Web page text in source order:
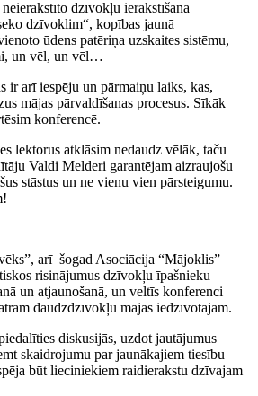
dzīvokļu ierakstīšana
dzīvoklim“, kopības jaunā
ūdens patēriņa uzskaites sistēmu,
un vēl, un vēl…
ir arī iespēju un pārmaiņu laiks, kas,
mājas pārvaldīšanas procesus. Sīkāk
konferencē.
lektorus atklāsim nedaudz vēlāk, taču
Valdi Melderi garantējam aizraujošu
stāstus un ne vienu vien pārsteigumu.
arī šogad Asociācija “Mājoklis”
risinājumus dzīvokļu īpašnieku
un atjaunošanā, un veltīs konferenci
daudzdzīvokļu mājas iedzīvotājam.
diskusijās, uzdot jautājumus
skaidrojumu par jaunākajiem tiesību
būt lieciniekiem raidierakstu dzīvajam